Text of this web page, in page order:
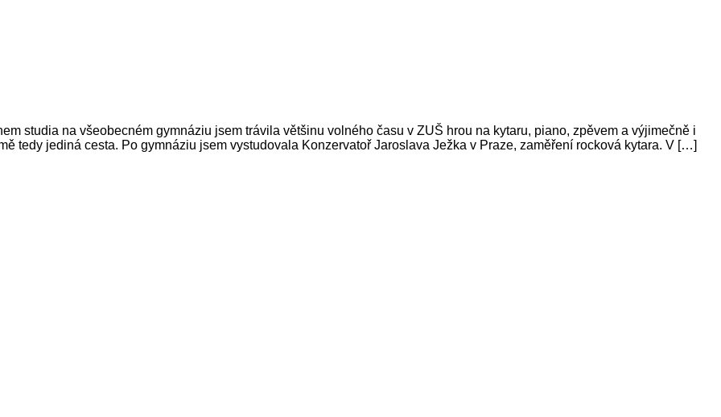
studia na všeobecném gymnáziu jsem trávila většinu volného času v ZUŠ hrou na kytaru, piano, zpěvem a výjimečně i
tedy jediná cesta. Po gymnáziu jsem vystudovala Konzervatoř Jaroslava Ježka v Praze, zaměření rocková kytara. V […]